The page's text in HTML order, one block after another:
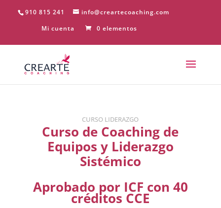
910 815 241
info@creartecoaching.com
Mi cuenta
0 elementos
CURSO LIDERAZGO
Curso de Coaching de
Equipos y Liderazgo
Sistémico
Aprobado por ICF con 40
créditos CCE